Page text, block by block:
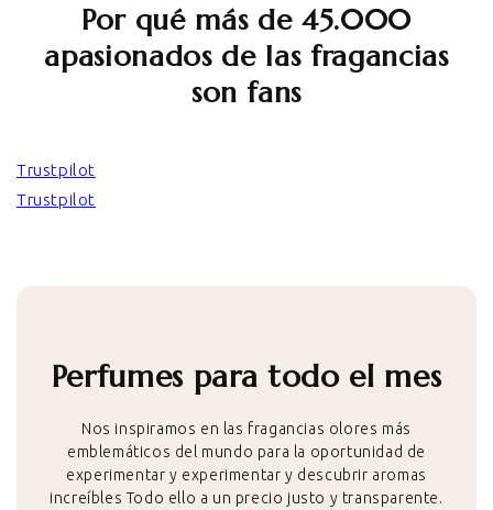
Por qué más de 45.000
apasionados de las fragancias
son fans
Trustpilot
Trustpilot
Perfumes para todo el mes
Nos inspiramos en las fragancias olores más
emblemáticos del mundo para la oportunidad de
experimentar y experimentar y descubrir aromas
increíbles Todo ello a un precio justo y transparente.